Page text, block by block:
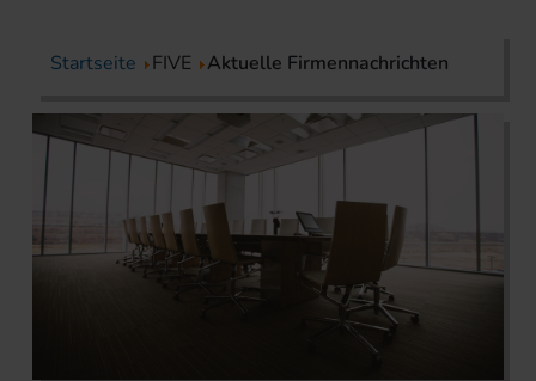
Startseite FIVE Aktuelle Firmennachrichten